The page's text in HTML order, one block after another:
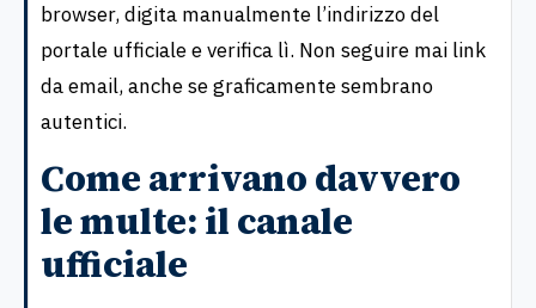
browser, digita manualmente l’indirizzo del
portale ufficiale e verifica lì. Non seguire mai link
da email, anche se graficamente sembrano
autentici.
Come arrivano davvero
le multe: il canale
ufficiale